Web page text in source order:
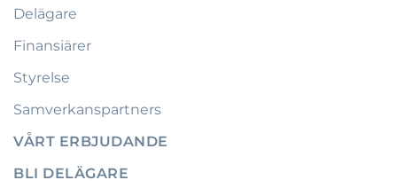
Delägare
Finansiärer
Styrelse
Samverkanspartners
VÅRT ERBJUDANDE
BLI DELÄGARE